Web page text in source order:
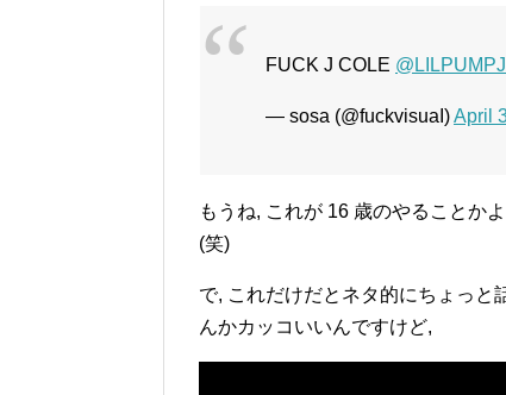
FUCK J COLE
— sosa (@fuckvisuaI)April
もうね, これが 16 歳のやることか
(笑)
で, これだけだとネタ的にちょっと
んかカッコいいんですけど,